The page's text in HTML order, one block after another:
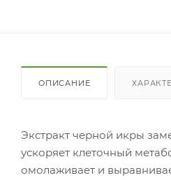
ОПИСАНИЕ
Экстракт черной икры
ускоряет клеточный
омолаживает и